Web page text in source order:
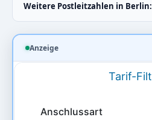
Weitere Postleitzahlen in Berlin:
Anzeige